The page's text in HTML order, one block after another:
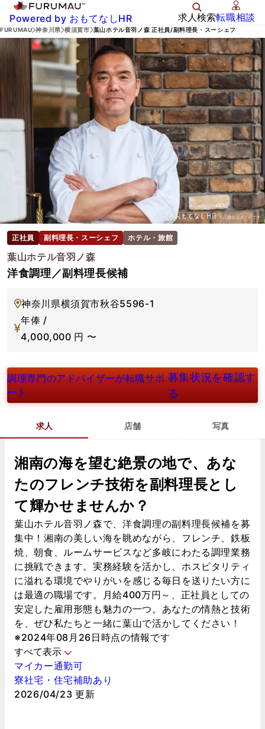
Powered by おもてなしHR 求人検索転職相談
FURUMAU 神奈川県 横須賀市 葉山ホテル音羽ノ森 正社員/副料理長・スーシェフ
正社員 副料理長・スーシェフ ホテル・旅館
葉山ホテル音羽ノ森
洋食調理／副料理長候補
神奈川県横須賀市秋谷5596-1
年俸 /
4,000,000 円 〜
調理専門のアドバイザーが転職サポ
ート
募集状況を確認す
る
求人 店舗 写真
湘南の海を望む絶景の地で、あな
たのフレンチ技術を副料理長とし
て輝かせませんか？
葉山ホテル音羽ノ森で、洋食調理の副料理長候補を募
集中！湘南の美しい海を眺めながら、フレンチ、鉄板
焼、朝食、ルームサービスなど多岐にわたる調理業務
に挑戦できます。実務経験を活かし、ホスピタリティ
に溢れる環境でやりがいを感じる毎日を送りたい方に
は最適の職場です。月給400万円～、正社員としての
安定した雇用形態も魅力の一つ。あなたの情熱と技術
を、ぜひ私たちと一緒に葉山で活かしてください！
※2024年08月26日時点の情報です
すべて表示
マイカー通勤可
寮社宅・住宅補助あり
2026/04/23 更新